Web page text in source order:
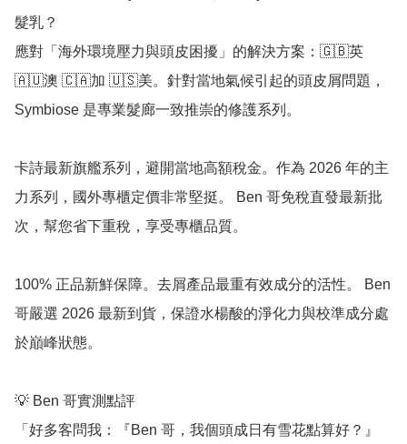
髮乳？
應對「海外環境壓力與頭皮困擾」的解決方案：🇬🇧英
🇦🇺澳 🇨🇦加 🇺🇸美。針對當地氣候引起的頭皮屑問題，
Symbiose 是專業髮廊一致推崇的修護系列。
卡詩最新旗艦系列，避開當地高額稅金。作為 2026 年的主
力系列，國外專櫃定價非常堅挺。 Ben 哥免稅直發最新批
次，幫您省下重稅，享受專櫃品質。
100% 正品新鮮保障。去屑產品最重有效成分的活性。 Ben
哥嚴選 2026 最新到貨，保證水楊酸的淨化力與校準成分處
於巔峰狀態。
💡 Ben 哥實測點評
「好多客問我：『Ben 哥，我個頭成日有雪花點算好？』